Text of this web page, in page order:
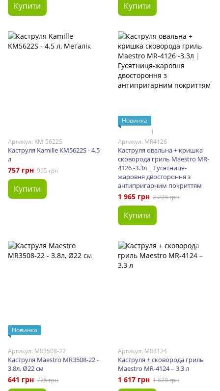
Купити Купити
Артикул: KM-5622S
Каструля Kamille KM5622S - 4.5
л
757 грн 995 грн
Купити
Новинка
1
Артикул: MR4126
Каструля овальна + кришка
сковорода гриль Maestro MR-
4126 -3.3л | Гусятниця-
жаровня двостороння з
антипригарним покриттям
1 965 грн 2 223 грн
Купити
Новинка
Артикул: MR3508-22
Каструля Maestro MR3508-22 -
3.8л, Ø22 см
641 грн 725 грн
Артикул: MR4124
Каструля + сковорода гриль
Maestro MR-4124 – 3,3 л
1 617 грн 1 829 грн